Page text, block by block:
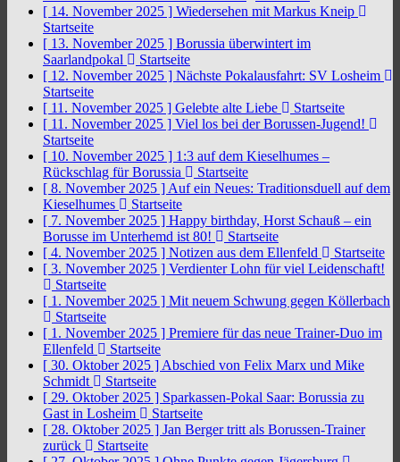
[ 14. November 2025 ] Wiedersehen mit Markus Kneip
Startseite
[ 13. November 2025 ] Borussia überwintert im
Saarlandpokal
Startseite
[ 12. November 2025 ] Nächste Pokalausfahrt: SV Losheim
Startseite
[ 11. November 2025 ] Gelebte alte Liebe
Startseite
[ 11. November 2025 ] Viel los bei der Borussen-Jugend!
Startseite
[ 10. November 2025 ] 1:3 auf dem Kieselhumes –
Rückschlag für Borussia
Startseite
[ 8. November 2025 ] Auf ein Neues: Traditionsduell auf dem
Kieselhumes
Startseite
[ 7. November 2025 ] Happy birthday, Horst Schauß – ein
Borusse im Unterhemd ist 80!
Startseite
[ 4. November 2025 ] Notizen aus dem Ellenfeld
Startseite
[ 3. November 2025 ] Verdienter Lohn für viel Leidenschaft!
Startseite
[ 1. November 2025 ] Mit neuem Schwung gegen Köllerbach
Startseite
[ 1. November 2025 ] Premiere für das neue Trainer-Duo im
Ellenfeld
Startseite
[ 30. Oktober 2025 ] Abschied von Felix Marx und Mike
Schmidt
Startseite
[ 29. Oktober 2025 ] Sparkassen-Pokal Saar: Borussia zu
Gast in Losheim
Startseite
[ 28. Oktober 2025 ] Jan Berger tritt als Borussen-Trainer
zurück
Startseite